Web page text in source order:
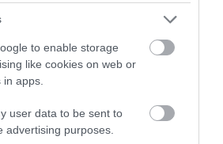
to enable storage
like cookies on web or
apps.
user data to be sent to
advertising purposes.
készül
mi isbeszámoltunk
, a kínai
luxuságát, a
mint aBentley , aPorsche
úgy, hogy modelljeinél